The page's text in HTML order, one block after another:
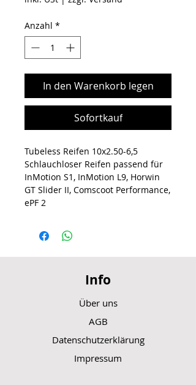
Anzahl *
In den Warenkorb legen
Sofortkauf
Tubeless Reifen 10x2.50-6,5
Schlauchloser Reifen passend für
InMotion S1, InMotion L9, Horwin
GT Slider II, Comscoot Performance,
ePF 2
Info
Über uns
AGB
Datenschutzerklärung
Impressum